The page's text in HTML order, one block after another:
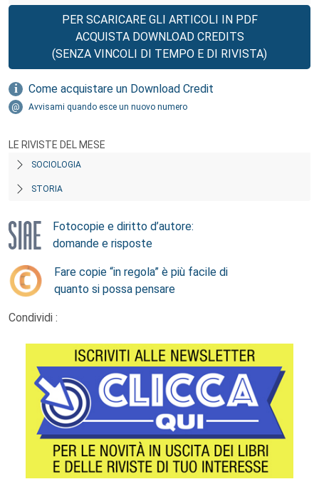
PER SCARICARE GLI ARTICOLI IN PDF
ACQUISTA DOWNLOAD CREDITS
(SENZA VINCOLI DI TEMPO E DI RIVISTA)
Come acquistare un Download Credit
Avvisami quando esce un nuovo numero
LE RIVISTE DEL MESE
SOCIOLOGIA
STORIA
Fotocopie e diritto d’autore:
domande e risposte
Fare copie “in regola” è più facile di
quanto si possa pensare
Condividi :